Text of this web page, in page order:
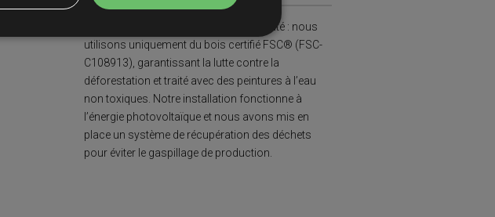
Respect de l’environnement et de la santé : nous
utilisons uniquement du bois certifié FSC® (FSC-
C108913), garantissant la lutte contre la
déforestation et traité avec des peintures à l’eau
non toxiques. Notre installation fonctionne à
l’énergie photovoltaïque et nous avons mis en
place un système de récupération des déchets
pour éviter le gaspillage de production.
Non classificati
web come l'accesso dell'utente e la gestione
strettamente necessari.
cookie viene utilizzato dal servizio Cookie-